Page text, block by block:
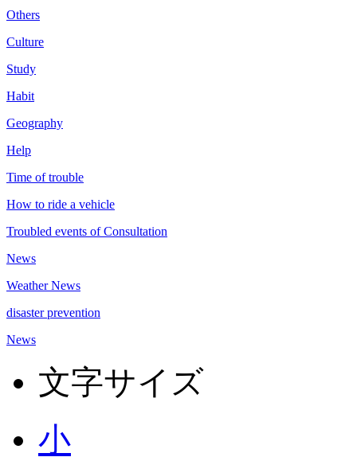
Others
Culture
Study
Habit
Geography
Help
Time of trouble
How to ride a vehicle
Troubled events of Consultation
News
Weather News
disaster prevention
News
文字サイズ
小